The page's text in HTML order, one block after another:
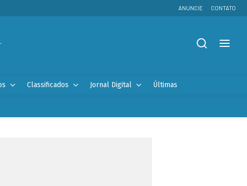
ANUNCIE CONTATO
Classificados Jornal Digital Últimas